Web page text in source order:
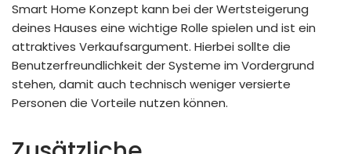
Smart Home Konzept kann bei der Wertsteigerung
deines Hauses eine wichtige Rolle spielen und ist ein
attraktives Verkaufsargument. Hierbei sollte die
Benutzerfreundlichkeit der Systeme im Vordergrund
stehen, damit auch technisch weniger versierte
Personen die Vorteile nutzen können.